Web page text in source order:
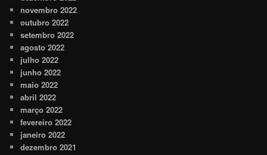
novembro 2022
outubro 2022
setembro 2022
agosto 2022
julho 2022
junho 2022
maio 2022
abril 2022
março 2022
fevereiro 2022
janeiro 2022
dezembro 2021